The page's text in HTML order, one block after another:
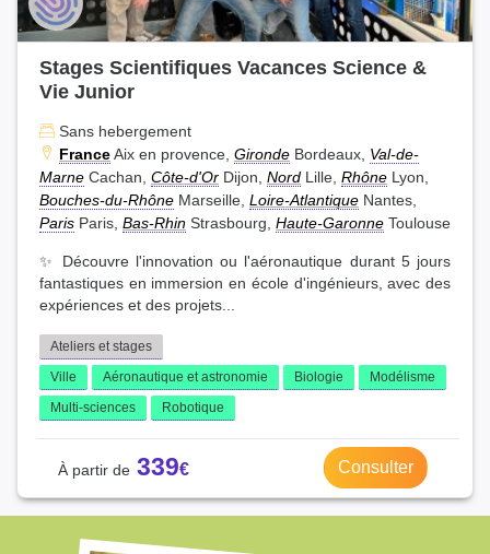
Stages Scientifiques Vacances Science &
Vie Junior
Sans hebergement
FranceAix en provence, Gironde Bordeaux, Val-de-
Marne Cachan, Côte-d'Or Dijon, Nord Lille, Rhône Lyon,
Bouches-du-Rhône Marseille, Loire-Atlantique Nantes,
Paris Paris, Bas-Rhin Strasbourg, Haute-Garonne Toulouse
✨ Découvre l'innovation ou l'aéronautique durant 5 jours
fantastiques en immersion en école d'ingénieurs, avec des
expériences et des projets...
Ateliers et stages
Ville
Aéronautique et astronomie Biologie
Modélisme
Multi-sciences
Robotique
339 Consulter